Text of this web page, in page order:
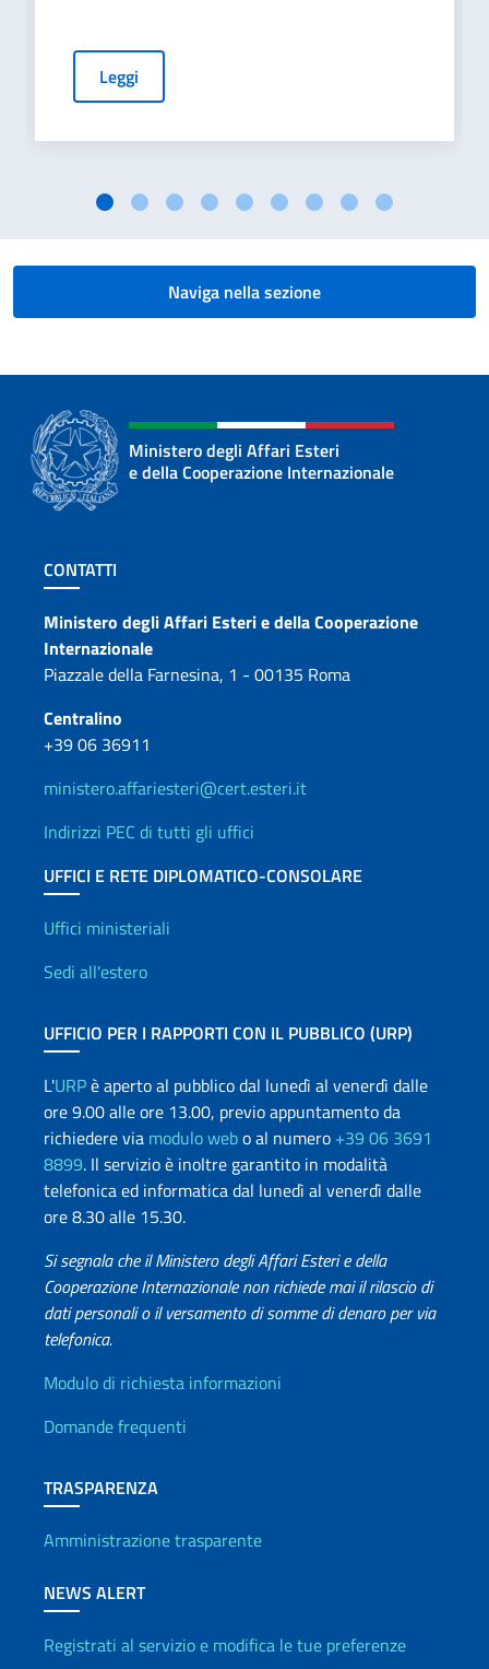
Leggi
Naviga nella sezione
Ministero degli Affari Esteri
e della Cooperazione Internazionale
Sezione footer
CONTATTI
Contatti
Ministero degli Affari Esteri e della Cooperazione
Internazionale
Piazzale della Farnesina, 1 - 00135 Roma
Centralino
+39 06 36911
ministero.affariesteri@cert.esteri.it
Indirizzi PEC di tutti gli uffici
UFFICI E RETE DIPLOMATICO-CONSOLARE
Uffici e Rete diplomatica
Uffici ministeriali
Sedi all'estero
UFFICIO PER I RAPPORTI CON IL PUBBLICO (URP)
L'URPè aperto al pubblico dal lunedì al venerdì dalle
ore 9.00 alle ore 13.00, previo appuntamento da
richiedere via modulo webo al numero +39 06 3691
8899. Il servizio è inoltre garantito in modalità
telefonica ed informatica dal lunedì al venerdì dalle
ore 8.30 alle 15.30.
Si segnala che il Ministero degli Affari Esteri e della
Cooperazione Internazionale non richiede mai il rilascio di
dati personali o il versamento di somme di denaro per via
telefonica.
Info utili
Modulo di richiesta informazioni
Domande frequenti
TRASPARENZA
Amministrazione trasparente
NEWS ALERT
Registrati al servizio e modifica le tue preferenze